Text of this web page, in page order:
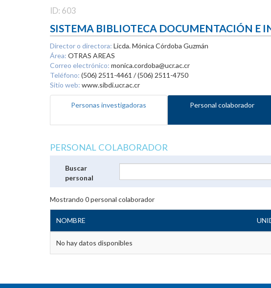
ID: 603
SISTEMA BIBLIOTECA DOCUMENTACIÓN E
Director o directora: Licda. Mónica Córdoba Guzmán
Área: OTRAS AREAS
Correo electrónico: monica.cordoba@ucr.ac.cr
Teléfono: (506) 2511-4461 / (506) 2511-4750
Sitio web: www.sibdi.ucr.ac.cr
Personas investigadoras Personal colaborador
PERSONAL COLABORADOR
Buscar
personal
Mostrando 0personal colaborador
NOMBRE
No hay datos disponibles